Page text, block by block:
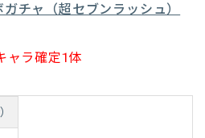
チャ（超セブンラッシュ）
ャラ確定1体